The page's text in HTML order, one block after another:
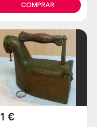
voz.
COMPRAR
€